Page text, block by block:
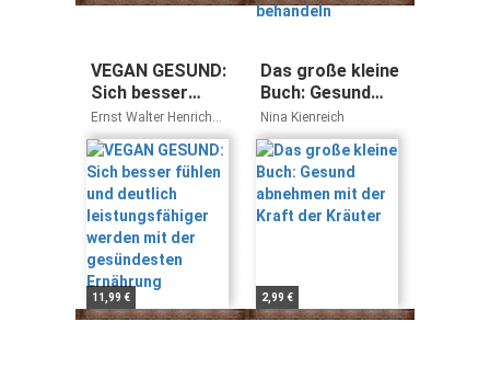
VEGAN GESUND:
Sich besser
fühlen und
deutlich
leistungsfähiger
werden mit der
gesündesten
Ernährung
Ernst Walter Henrich
Raphael Lüthy
11,99 €
Das große kleine
Buch: Gesund
abnehmen mit
der Kraft der
Kräuter
Nina Kienreich
2,99 €